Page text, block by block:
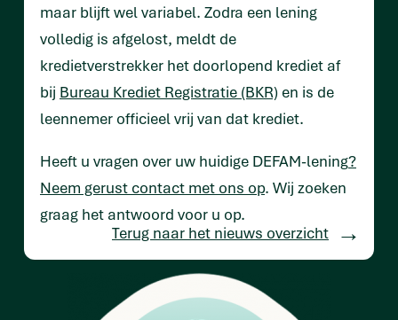
maar blijft wel variabel. Zodra een lening
volledig is afgelost, meldt de
kredietverstrekker het doorlopend krediet af
bij Bureau Krediet Registratie (BKR) en is de
leennemer officieel vrij van dat krediet.
Heeft u vragen over uw huidige DEFAM-lening?
Neem gerust contact met ons op. Wij zoeken
graag het antwoord voor u op.
Terug naar het nieuws overzicht